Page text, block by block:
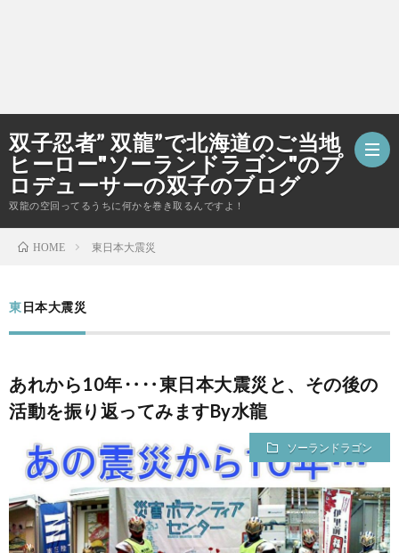
双子忍者” 双龍”で北海道のご当地
ヒーロー"ソーランドラゴン"のプ
ロデューサーの双子のブログ
双龍の空回ってるうちに何かを巻き取るんですよ！
プ
フ
ィ
ン
ン
ツ
出
演
問
HOME 東日本大震災
東日本大震災
あれから10年‥‥東日本大震災と、その後の
活動を振り返ってみますBy水龍
ソーランドラゴン